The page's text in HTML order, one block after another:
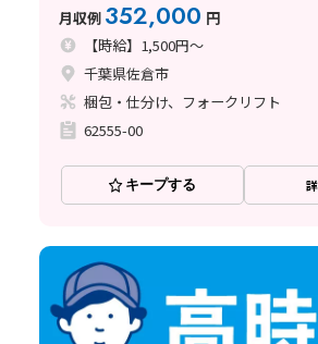
月収例 352,000 円
【時給】1,500円～
千葉県佐倉市
梱包・仕分け、フォークリフト
62555-00
キープする